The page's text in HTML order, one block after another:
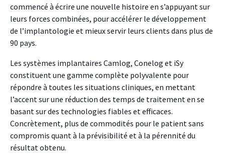
commencé à écrire une nouvelle histoire en s’appuyant sur
leurs forces combinées, pour accélérer le développement
de l’implantologie et mieux servir leurs clients dans plus de
90 pays.
Les systèmes implantaires Camlog, Conelog et iSy
constituent une gamme complète polyvalente pour
répondre à toutes les situations cliniques, en mettant
l’accent sur une réduction des temps de traitement en se
basant sur des technologies fiables et efficaces.
Concrètement, plus de commodités pour le patient sans
compromis quant à la prévisibilité et à la pérennité du
résultat obtenu.